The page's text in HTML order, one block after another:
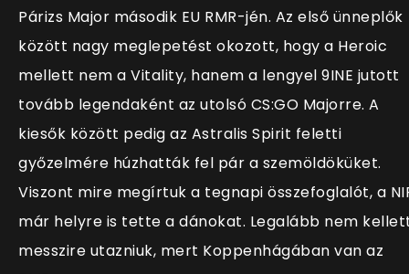
Párizs Major második EU RMR-jén. Az első ünneplők
között nagy meglepetést okozott, hogy a Heroic
mellett nem a Vitality, hanem a lengyel 9INE jutott
tovább legendaként az utolsó CS:GO Majorre. A
kiesők között pedig az Astralis Spirit feletti
győzelmére húzhatták fel pár a szemöldöküket.
Viszont mire megírtuk a tegnapi összefoglalót, a
már helyre is tette a dánokat. Legalább nem
messzire utazniuk, mert Koppenhágában van az